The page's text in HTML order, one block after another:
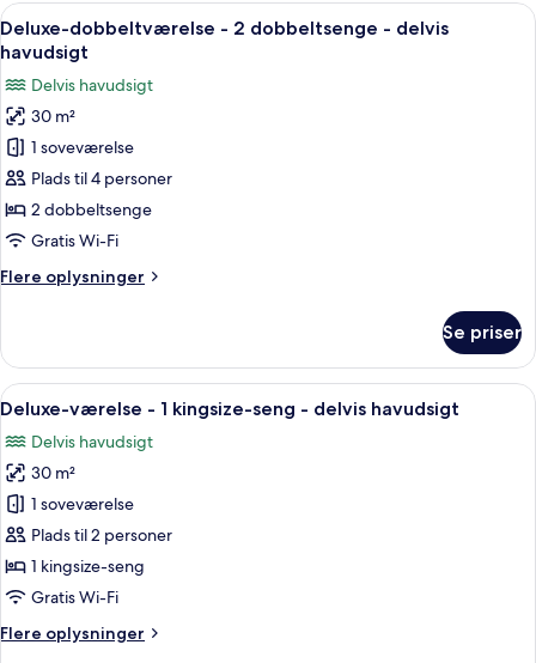
1
kingsize-
-
byudsigt
Indlæs
alle
billeder
af
Deluxe-
dobbeltværelse
-
2
dobbeltsenge
delvis
Et hotelværelse med to senge, et
5
Deluxe-dobbeltværelse - 2 dobbeltsenge - delvis
havudsigt
Delvis havudsigt
30 m²
1 soveværelse
Plads til 4 personer
2 dobbeltsenge
Gratis Wi-Fi
Flere oplysninger
Flere
dobbeltværelse
2
-
delvis
havudsigt
Se priser
Indlæs
alle
billeder
af
Deluxe-
værelse
-
1
seng
Et hotelværelse med en stor seng,
5
Deluxe-værelse - 1 kingsize-seng - delvis havudsigt
Delvis havudsigt
30 m²
1 soveværelse
Plads til 2 personer
1 kingsize-seng
Gratis Wi-Fi
Flere oplysninger
Flere